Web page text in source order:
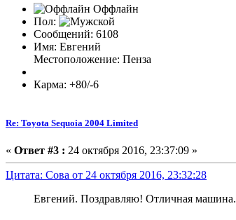
Оффлайн
Пол:
Сообщений: 6108
Имя: Евгений
Местоположение: Пенза
Карма: +80/-6
Re: Toyota Sequoia 2004 Limited
« Ответ #3 : 24 октября 2016, 23:37:09 »
Цитата: Cова от 24 октября 2016, 23:32:28
Евгений. Поздравляю! Отличная машина.